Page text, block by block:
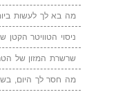
מה בא לך לעשות
ניסוי הטוויטר הקטן
שרשרת המזון של
מה חסר לך היום,